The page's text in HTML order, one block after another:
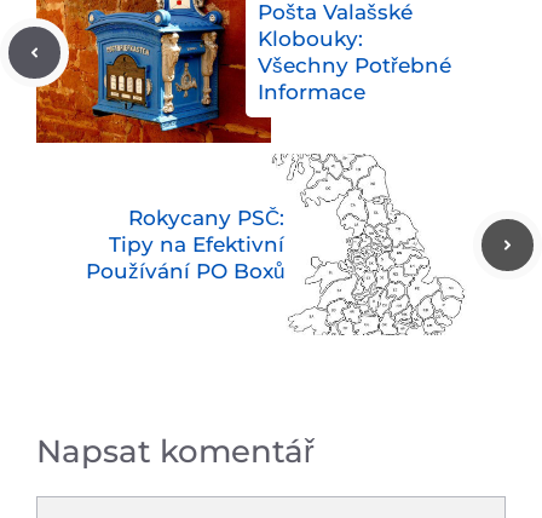
Pošta Valašské
Klobouky:
Všechny Potřebné
Informace
Rokycany PSČ:
Tipy na Efektivní
Používání PO Boxů
Napsat komentář